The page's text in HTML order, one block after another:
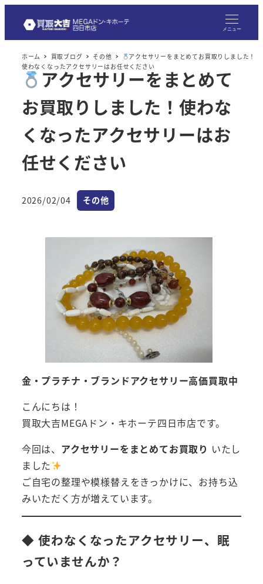
メニュー
ホーム 買取ブログ その他
アクセサリーをまとめてお買取りしました！
使わなくなったアクセサリーはお任せください
アクセサリーをまとめて
お買取りしました！使わな
くなったアクセサリーはお
任せください
投稿日
2026/02/04 カテゴリー
その他
金・プラチナ・ブランドアクセサリー高価買取中
こんにちは！
買取大吉MEGAドン・キホーテ四日市店です。
今回は、 アクセサリーをまとめてお買取り いたし
ました
ご自宅の整理や模様替えをきっかけに、お持ち込
みいただく方が増えています。
◆ 使わなくなったアクセサリー、眠
っていませんか？